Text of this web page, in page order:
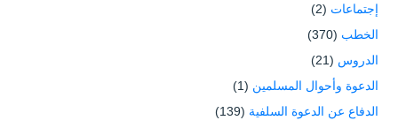
إجتماعات (2)
الخطب (370)
الدروس (21)
الدعوة وأحوال المسلمين (1)
الدفاع عن الدعوة السلفية (139)